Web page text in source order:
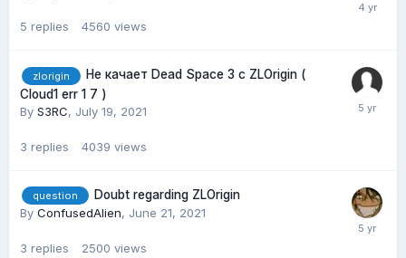
5 replies 4560 views
zlorigin
Не качает Dead Space 3 c ZLOrigin (
Cloud1 err 1 7 )
By S3RC, July 19, 2021
3 replies 4039 views
question
Doubt regarding ZLOrigin
By ConfusedAlien, June 21, 2021
3 replies 2500 views